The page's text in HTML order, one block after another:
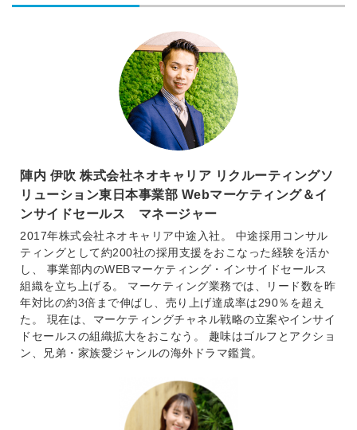
陣内 伊吹 株式会社ネオキャリア リクルーティングソ
リューション東日本事業部 Webマーケティング＆イ
ンサイドセールス マネージャー
2017年株式会社ネオキャリア中途入社。 中途採用コンサル
ティングとして約200社の採用支援をおこなった経験を活か
し、 事業部内のWEBマーケティング・インサイドセールス
組織を立ち上げる。 マーケティング業務では、リード数を昨
年対比の約3倍まで伸ばし、売り上げ達成率は290％を超え
た。 現在は、マーケティングチャネル戦略の立案やインサイ
ドセールスの組織拡大をおこなう。 趣味はゴルフとアクショ
ン、兄弟・家族愛ジャンルの海外ドラマ鑑賞。